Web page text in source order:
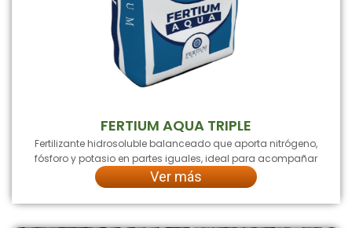
FERTIUM AQUA TRIPLE
Fertilizante hidrosoluble balanceado que aporta nitrógeno,
fósforo y potasio en partes iguales, ideal para acompañar
Ver más